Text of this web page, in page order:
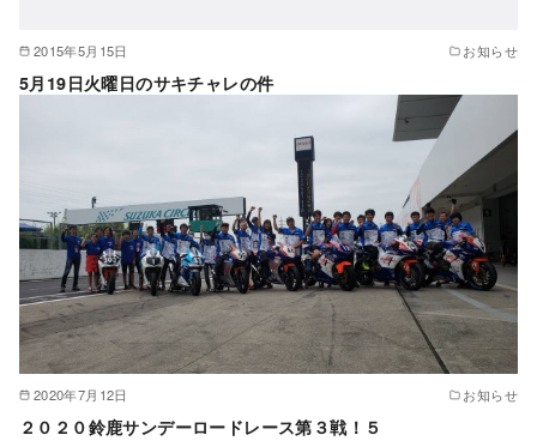
2015年5月15日 お知らせ
5月19日火曜日のサキチャレの件
2020年7月12日 お知らせ
２０２０鈴鹿サンデーロードレース第３戦！５